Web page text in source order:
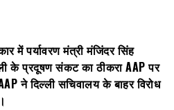
में पर्यावरण मंत्री मंजिंदर सिंह
के प्रदूषण संकट का ठीकरा AAP पर
ने दिल्ली सचिवालय के बाहर विरोध